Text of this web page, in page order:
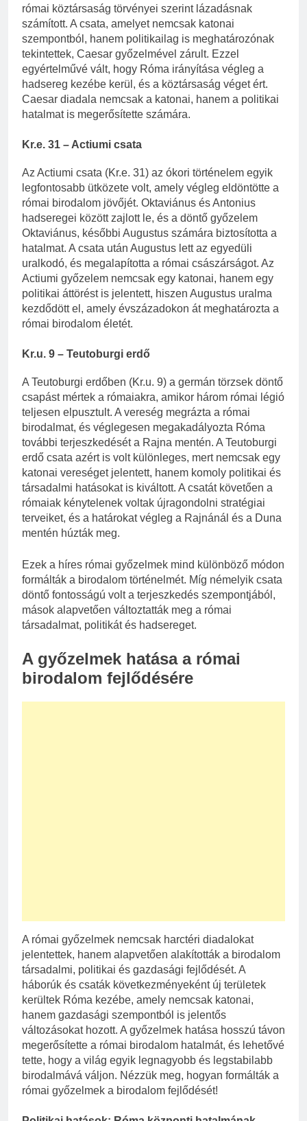
római köztársaság törvényei szerint lázadásnak
számított. A csata, amelyet nemcsak katonai
szempontból, hanem politikailag is meghatározónak
tekintettek, Caesar győzelmével zárult. Ezzel
egyértelművé vált, hogy Róma irányítása végleg a
hadsereg kezébe kerül, és a köztársaság véget ért.
Caesar diadala nemcsak a katonai, hanem a politikai
hatalmat is megerősítette számára.
Kr.e. 31 – Actiumi csata
Az Actiumi csata (Kr.e. 31) az ókori történelem egyik
legfontosabb ütközete volt, amely végleg eldöntötte a
római birodalom jövőjét. Oktaviánus és Antonius
hadseregei között zajlott le, és a döntő győzelem
Oktaviánus, későbbi Augustus számára biztosította a
hatalmat. A csata után Augustus lett az egyedüli
uralkodó, és megalapította a római császárságot. Az
Actiumi győzelem nemcsak egy katonai, hanem egy
politikai áttörést is jelentett, hiszen Augustus uralma
kezdődött el, amely évszázadokon át meghatározta a
római birodalom életét.
Kr.u. 9 – Teutoburgi erdő
A Teutoburgi erdőben (Kr.u. 9) a germán törzsek döntő
csapást mértek a rómaiakra, amikor három római légió
teljesen elpusztult. A vereség megrázta a római
birodalmat, és véglegesen megakadályozta Róma
további terjeszkedését a Rajna mentén. A Teutoburgi
erdő csata azért is volt különleges, mert nemcsak egy
katonai vereséget jelentett, hanem komoly politikai és
társadalmi hatásokat is kiváltott. A csatát követően a
rómaiak kénytelenek voltak újragondolni stratégiai
terveiket, és a határokat végleg a Rajnánál és a Duna
mentén húzták meg.
Ezek a híres római győzelmek mind különböző módon
formálták a birodalom történelmét. Míg némelyik csata
döntő fontosságú volt a terjeszkedés szempontjából,
mások alapvetően változtatták meg a római
társadalmat, politikát és hadsereget.
A győzelmek hatása a római
birodalom fejlődésére
A római győzelmek nemcsak harctéri diadalokat
jelentettek, hanem alapvetően alakították a birodalom
társadalmi, politikai és gazdasági fejlődését. A
háborúk és csaták következményeként új területek
kerültek Róma kezébe, amely nemcsak katonai,
hanem gazdasági szempontból is jelentős
változásokat hozott. A győzelmek hatása hosszú távon
megerősítette a római birodalom hatalmát, és lehetővé
tette, hogy a világ egyik legnagyobb és legstabilabb
birodalmává váljon. Nézzük meg, hogyan formálták a
római győzelmek a birodalom fejlődését!